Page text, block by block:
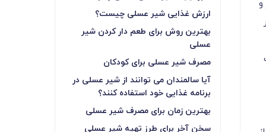
ارزش غذایی شیر عسلی چیست؟
بهترین روش برای طعم دار کردن شیر
عسلی
مصرف شیر عسلی برای کودکان
آیا سالمندان می توانند از شیر عسلی در
برنامه غذایی خود استفاده کنند؟
بهترین زمان برای مصرف شیر عسلی
سخن آخر برای طرز تهیه شیر عسلی